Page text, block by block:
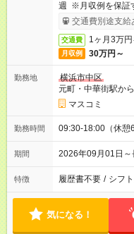
週 ※月収例を保証
ービス利用可（利
交通費別途支給
交通費 1ヶ月3万
月収例 30万円～
勤務地
横浜市中区
元町・中華街駅か
マスコミ
勤務時間 09:30-18:00（休憩
期間 2026年09月01日
特徴 履歴書不要 / シフ
気になる！